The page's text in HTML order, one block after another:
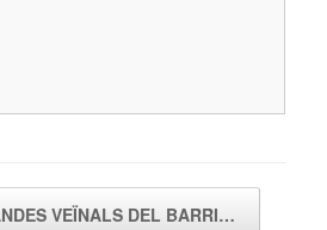
VEÏNALS DEL BARRI…